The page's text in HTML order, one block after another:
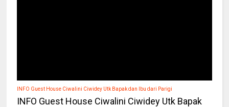
INFO Guest House Ciwalini Ciwidey Utk Bapak dan Ibu dari Parigi
INFO Guest House Ciwalini Ciwidey Utk Bapak